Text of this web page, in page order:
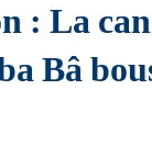
: La
Bâ